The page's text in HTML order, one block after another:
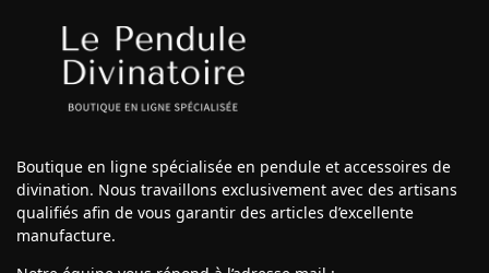
Boutique en ligne spécialisée en pendule et accessoires de
divination. Nous travaillons exclusivement avec des artisans
qualifiés afin de vous garantir des articles d’excellente
manufacture.